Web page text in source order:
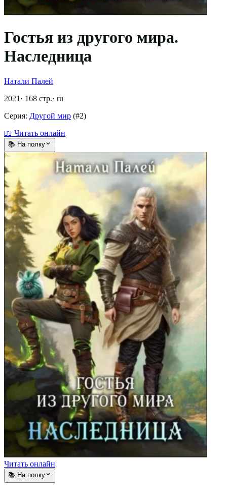
Гостья из другого мира.
Наследница
Натали Палей
2021 · 168 стр.· ru
Серия: Другой мир (#2)
📖 Читать онлайн
📚 На полку
Читать онлайн
📚 На полку